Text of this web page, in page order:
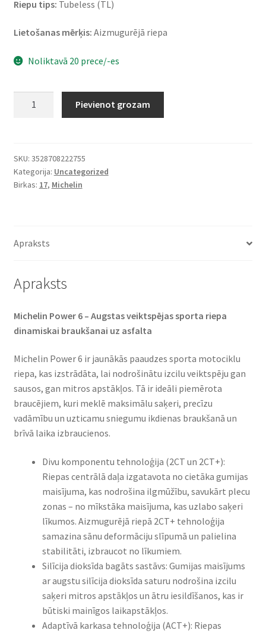
Riepu tips: Tubeless (TL)
Lietošanas mērķis: Aizmugurējā riepa
Noliktavā 20 prece/-es
ZR
17
(73W)
Pievienot grozam
SKU: 3528708222755
Kategorija: Uncategorized
Birkas: 17, Michelin
Apraksts
Apraksts
Michelin Power 6 – Augstas veiktspējas sporta riepa
dinamiskai braukšanai uz asfalta
Michelin Power 6 ir jaunākās paaudzes sporta motociklu
riepa, kas izstrādāta, lai nodrošinātu izcilu veiktspēju gan
sausos, gan mitros apstākļos. Tā ir ideāli piemērota
braucējiem, kuri meklē maksimālu saķeri, precīzu
vadāmību un uzticamu sniegumu ikdienas braukšanā un
brīvā laika izbraucienos.
Divu komponentu tehnoloģija (2CT un 2CT+):
Riepas centrālā daļa izgatavota no cietāka gumijas
maisījuma, kas nodrošina ilgmūžību, savukārt plecu
zonas – no mīkstāka maisījuma, kas uzlabo saķeri
līkumos. Aizmugurējā riepā 2CT+ tehnoloģija
samazina sānu deformāciju slīpumā un palielina
stabilitāti, izbraucot no līkumiem.
Silīcija dioksīda bagāts sastāvs: Gumijas maisījums
ar augstu silīcija dioksīda saturu nodrošina izcilu
saķeri mitros apstākļos un ātru iesildīšanos, kas ir
būtiski mainīgos laikapstākļos.
Adaptīvā karkasa tehnoloģija (ACT+): Riepas